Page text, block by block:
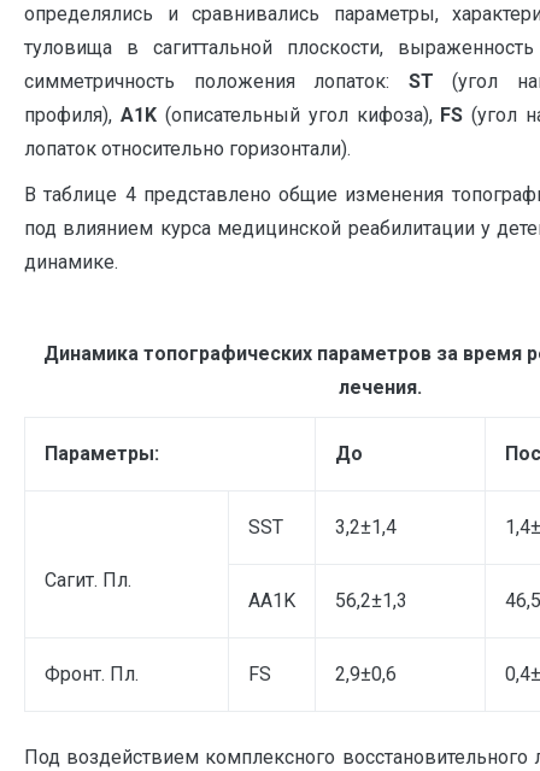
определялись и сравнивались параметры,
туловища в сагиттальной плоскости,
симметричность положения лопаток: ST (угол
профиля), A1K(описательный угол кифоза), FS (угол
лопаток относительно горизонтали).
В таблице 4 представлено общие изменения
под влиянием курса медицинской реабилитации у
динамике.
Динамика топографических параметров за время
лечения.
Параметры: До
Сагит. Пл.
SST 3,2±1,4
AA1K 56,2±1,3
Фронт. Пл. FS 2,9±0,6
Под воздействием комплексного восстановительного